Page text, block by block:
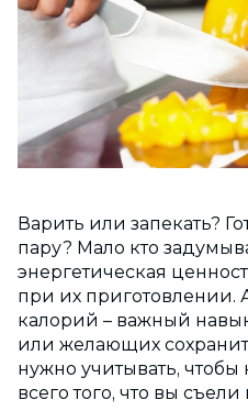
Варить или запекать?
пару? Мало кто
энергетическая
при их приготовлении.
калорий – важный
или желающих
нужно учитывать, чтобы
всего того, что вы